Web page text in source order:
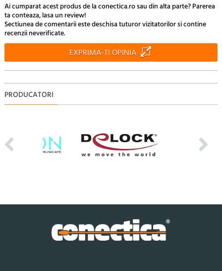
Ai cumparat acest produs de la conectica.ro sau din alta parte? Parerea
ta conteaza, lasa un review!
Sectiunea de comentarii este deschisa tuturor vizitatorilor si contine
recenzii neverificate.
EXPRIMA-TI OPINIA
PRODUCATORI